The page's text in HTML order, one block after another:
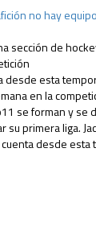
no hay equipo
sección de
desde esta
en la
se forman y se
su primera liga.
cuenta desde